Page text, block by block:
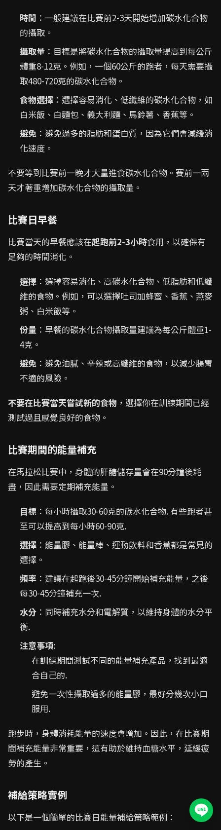
時間 ：一般建議在比賽前2-3天開始增加碳水化合物
的攝取。
攝取量 ：目標是將碳水化合物的攝取量提高到每公斤
體重8-12克。例如，一個60公斤的跑者，每天需要攝
取480-720克的碳水化合物。
食物選擇 ：選擇容易消化、低纖維的碳水化合物，如
白米飯、白麵包、義大利麵、馬鈴薯、香蕉等。
避免 ：避免過多的脂肪和蛋白質，因為它們會減緩消
化速度。
不要等到比賽前一晚才大量進食碳水化合物。賽前一兩
天才著重增加碳水化合物的攝取量。
比賽日早餐
比賽當天的早餐應該在起跑前2-3小時食用，以確保有
足夠的時間消化。
選擇 ：選擇容易消化、高碳水化合物、低脂肪和低纖
維的食物。例如，可以選擇吐司加蜂蜜、香蕉、燕麥
粥、白米飯等。
份量 ：早餐的碳水化合物攝取量建議為每公斤體重1-
4克。
避免 ：避免油膩、辛辣或高纖維的食物，以減少腸胃
不適的風險。
不要在比賽當天嘗試新的食物 ，選擇你在訓練期間已經
測試過且感覺良好的食物。
比賽期間的能量補充
在馬拉松比賽中，身體的肝醣儲存量會在90分鐘後耗
盡，因此需要定期補充能量。
目標 ：每小時攝取30-60克的碳水化合物. 有些跑者甚
至可以提高到每小時60-90克.
選擇 ：能量膠、能量棒、運動飲料和香蕉都是常見的
選擇。
頻率 ：建議在起跑後30-45分鐘開始補充能量，之後
每30-45分鐘補充一次.
水分 ：同時補充水分和電解質，以維持身體的水分平
衡.
注意事項:
在訓練期間測試不同的能量補充產品，找到最適
合自己的.
避免一次性攝取過多的能量膠，最好分幾次小口
服用.
跑步時，身體消耗能量的速度會增加。因此，在比賽期
間補充能量非常重要，這有助於維持血糖水平，延緩疲
勞的產生。
補給策略實例
以下是一個簡單的比賽日能量補給策略範例：